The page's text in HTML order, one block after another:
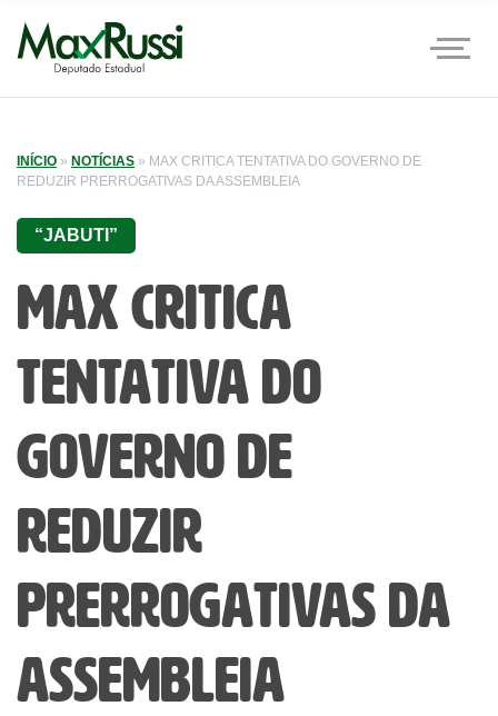
INÍCIO » NOTÍCIAS » MAX CRITICA TENTATIVA DO GOVERNO DE
REDUZIR PRERROGATIVAS DA ASSEMBLEIA
“JABUTI”
Max critica
tentativa do
Governo de
reduzir
prerrogativas da
Assembleia